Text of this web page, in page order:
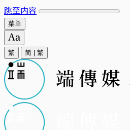
跳至内容
菜单
繁 简 繁